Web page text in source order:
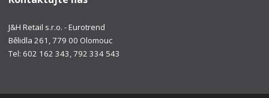
J&H Retail s.r.o. - Eurotrend
Bělidla 261, 779 00 Olomouc
Tel: 602 162 343, 792 334 543